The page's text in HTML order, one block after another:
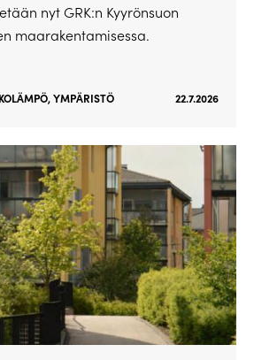
nyt GRK:n Kyyrönsuon
maarakentamisessa.
,YMPÄRISTÖ 22.7.2026